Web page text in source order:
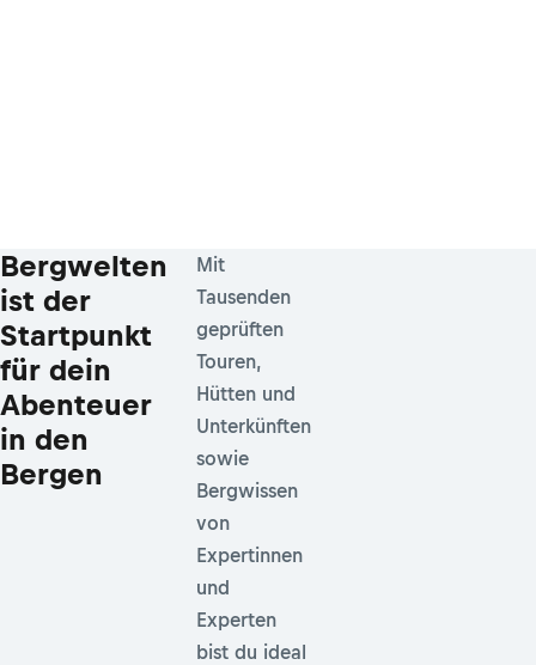
Bergwelten
ist der
Startpunkt
für dein
Abenteuer
in den
Bergen
Mit
Tausenden
geprüften
Touren,
Hütten und
Unterkünften
sowie
Bergwissen
von
Expertinnen
und
Experten
bist du ideal